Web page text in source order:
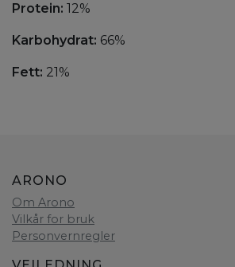
Protein: 12%
Karbohydrat: 66%
Fett: 21%
ARONO
Om Arono
Vilkår for bruk
Personvernregler